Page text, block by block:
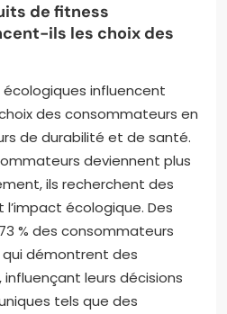
de fitness
ils les choix des
influencent
des consommateurs en
de durabilité et de santé.
deviennent plus
ils recherchent des
écologique. Des
% des consommateurs
démontrent des
leurs décisions
tels que des